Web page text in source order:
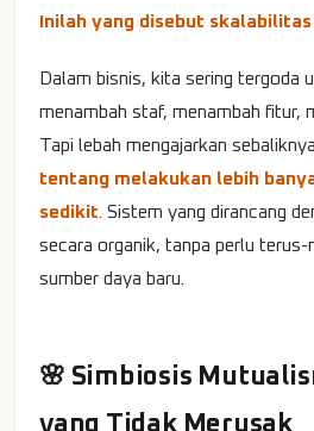
Inilah yang disebut
Dalam bisnis, kita sering tergoda
menambah staf, menambah fitur,
Tapi lebah mengajarkan
tentang melakukan lebih
sedikit. Sistem yang dirancang
secara organik, tanpa perlu terus-
sumber daya baru.
🌸 Simbiosis
yang Tidak Merusak